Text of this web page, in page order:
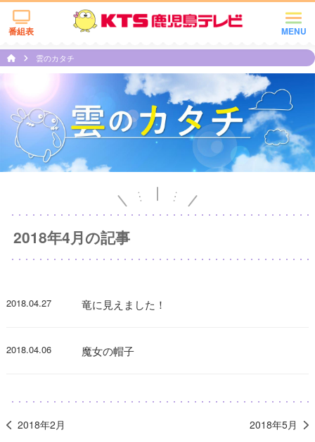
MENU
番組表
雲のカタチ
2018年4月の記事
2018.04.27 竜に見えました！
2018.04.06 魔女の帽子
2018年2月 2018年5月